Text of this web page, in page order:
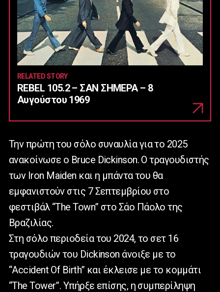
RELATED STORY
REBEL 105.2 – ΣΑΝ ΣΗΜΕΡΑ – 8
Αυγούστου 1969
Την πρώτη του σόλο συναυλία για το 2025
ανακοίνωσε ο Bruce Dickinson. O τραγουδιστής
των Iron Maiden και η μπάντα του θα
εμφανιστούν στις 7 Σεπτεμβρίου στο
φεστιβάλ “The Town” στο Σάο Πάολο της
Βραζιλίας.
Στη σόλο περιοδεία του 2024, το σετ 16
τραγουδιών του Dickinson άνοιξε με το
“Accident Of Birth” και έκλεισε με το κομμάτι
“The Tower”. Υπήρξε επίσης, η συμπερίληψη